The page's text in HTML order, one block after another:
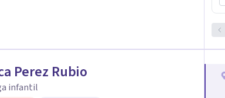
Perez Rubio
infantil